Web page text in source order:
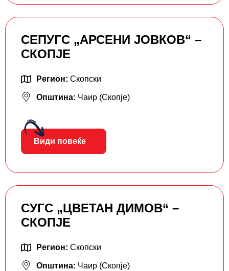
СЕПУГС „АРСЕНИ ЈОВКОВ“ –
СКОПЈЕ
Регион: Скопски
Општина: Чаир (Скопје)
Види повеќе
СУГС „ЦВЕТАН ДИМОВ“ –
СКОПЈЕ
Регион: Скопски
Општина: Чаир (Скопје)